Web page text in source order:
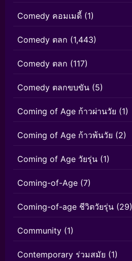
Comedy คอมเมดี้ (1)
Comedy ตลก (1,443)
Comedy ตลก (117)
Comedy ตลกขบขัน (5)
Coming of Age ก้าวผ่านวัย (1)
Coming of Age ก้าวพ้นวัย (2)
Coming of Age วัยรุ่น (1)
Coming-of-Age (7)
Coming-of-age ชีวิตวัยรุ่น (29)
Community (1)
Contemporary ร่วมสมัย (1)